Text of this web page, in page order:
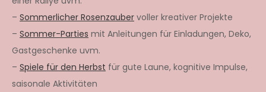
– Sommerlicher Rosenzauber voller kreativer Projekte
– Sommer-Parties mit Anleitungen für Einladungen, Deko,
Gastgeschenke uvm.
– Spiele für den Herbst für gute Laune, kognitive Impulse,
saisonale Aktivitäten